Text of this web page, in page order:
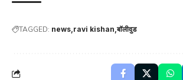
TAGGED: news ravi kishan बॉलीवुड